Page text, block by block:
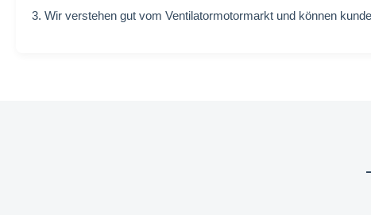
3. Wir verstehen gut vom Ventilatormotormarkt und können